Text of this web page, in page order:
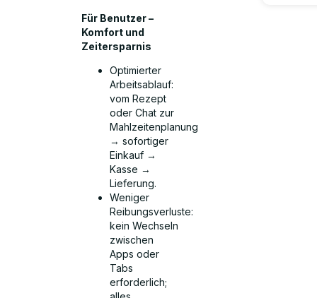
Für Benutzer –
Komfort und
Zeitersparnis
Optimierter
Arbeitsablauf:
vom Rezept
oder Chat zur
Mahlzeitenplanung
→ sofortiger
Einkauf →
Kasse →
Lieferung.
Weniger
Reibungsverluste:
kein Wechseln
zwischen
Apps oder
Tabs
erforderlich;